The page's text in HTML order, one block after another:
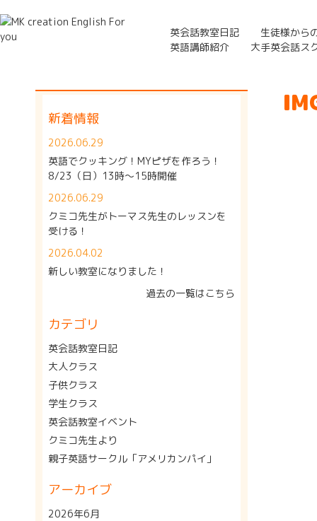
英会話教室日記
生徒様から
英語講師紹介
大手英会話ス
新着情報
2026.06.29
英語でクッキング！MYピザを作ろう！
8/23（日）13時～15時開催
2026.06.29
クミコ先生がトーマス先生のレッスンを
受ける！
2026.04.02
新しい教室になりました！
過去の一覧はこちら
カテゴリ
英会話教室日記
大人クラス
子供クラス
学生クラス
英会話教室イベント
クミコ先生より
親子英語サークル「アメリカンパイ」
アーカイブ
2026年6月